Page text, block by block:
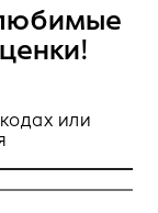
или